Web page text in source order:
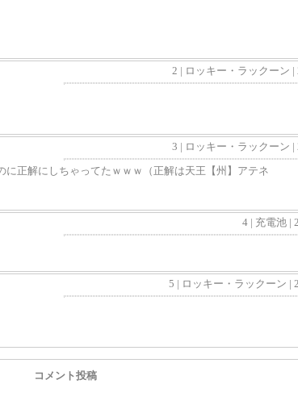
2 | ロッキー・ラックーン
3 | ロッキー・ラックーン
正解にしちゃってたｗｗｗ（正解は天王【州】アテネ
4 | 充電池 |
5 | ロッキー・ラックーン |
コメント投稿